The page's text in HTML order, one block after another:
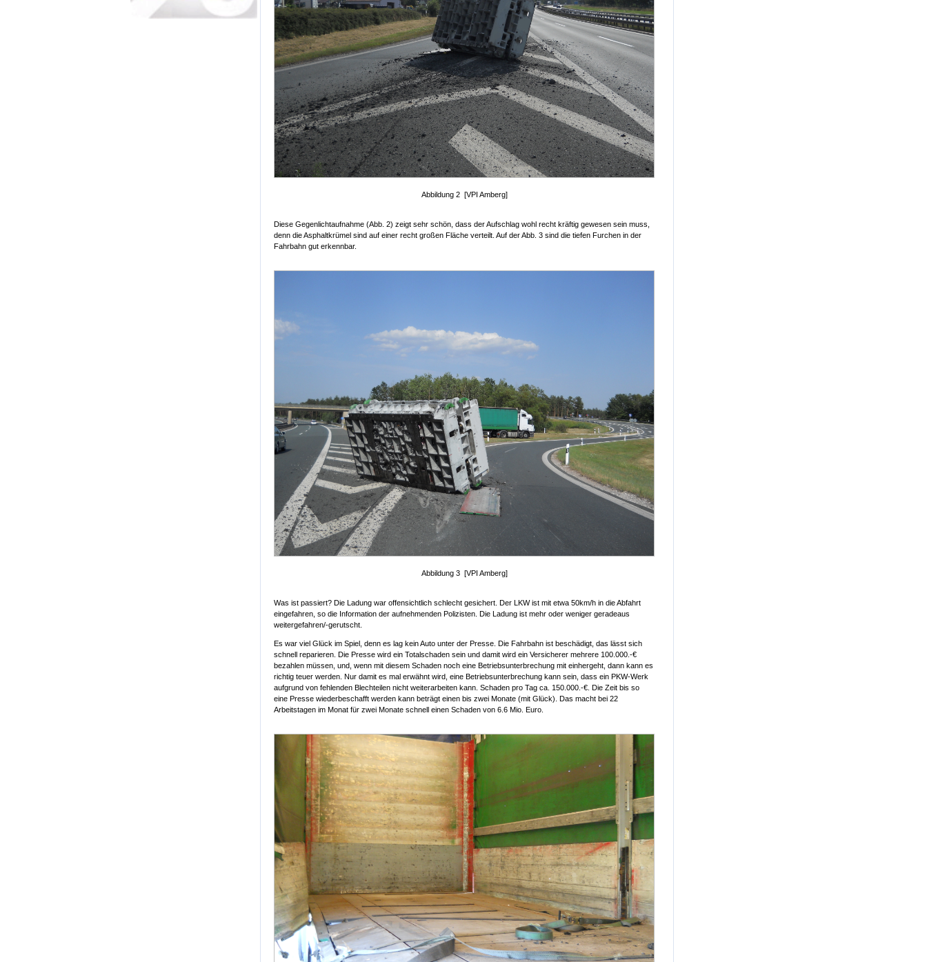
Abbildung 2 [VPI Amberg]
Diese Gegenlichtaufnahme (Abb. 2) zeigt sehr schön, dass der Aufschlag wohl recht kräftig gewesen sein muss,
denn die Asphaltkrümel sind auf einer recht großen Fläche verteilt. Auf der Abb. 3 sind die tiefen Furchen in der
Fahrbahn gut erkennbar.
Abbildung 3 [VPI Amberg]
Was ist passiert? Die Ladung war offensichtlich schlecht gesichert. Der LKW ist mit etwa 50km/h in die Abfahrt
eingefahren, so die Information der aufnehmenden Polizisten. Die Ladung ist mehr oder weniger geradeaus
weitergefahren/-gerutscht.
Es war viel Glück im Spiel, denn es lag kein Auto unter der Presse. Die Fahrbahn ist beschädigt, das lässt sich
schnell reparieren. Die Presse wird ein Totalschaden sein und damit wird ein Versicherer mehrere 100.000.-€
bezahlen müssen, und, wenn mit diesem Schaden noch eine Betriebsunterbrechung mit einhergeht, dann kann es
richtig teuer werden. Nur damit es mal erwähnt wird, eine Betriebsunterbrechung kann sein, dass ein PKW-Werk
aufgrund von fehlenden Blechteilen nicht weiterarbeiten kann. Schaden pro Tag ca. 150.000.-€. Die Zeit bis so
eine Presse wiederbeschafft werden kann beträgt einen bis zwei Monate (mit Glück). Das macht bei 22
Arbeitstagen im Monat für zwei Monate schnell einen Schaden von 6.6 Mio. Euro.